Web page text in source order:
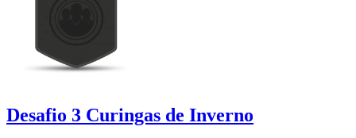
Desafio 3 Curingas de Inverno